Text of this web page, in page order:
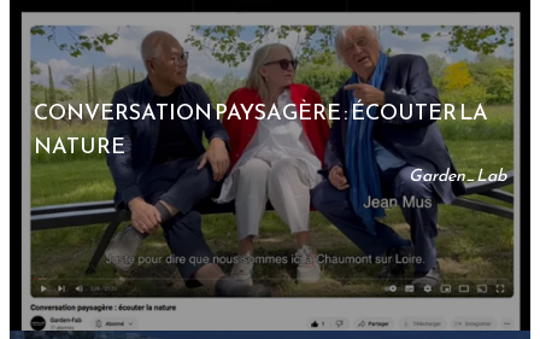
CONVERSATION PAYSAGÈRE : ÉCOUTER LA
NATURE
Garden_Lab